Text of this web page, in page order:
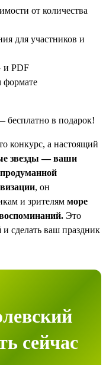
от количества
для участников и
и PDF
формате
в подарок!
конкурс, а настоящий
звезды — ваши
продуманной
, он
и зрителям море
Это
и сделать ваш праздник
сейчас